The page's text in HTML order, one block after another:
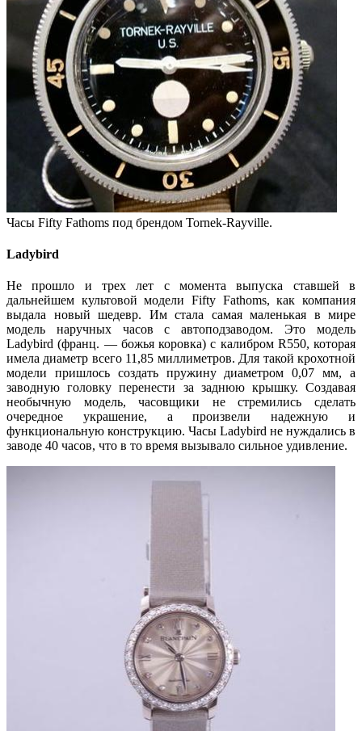
Часы Fifty Fathoms под брендом Tornek-Rayville.
Ladybird
Не прошло и трех лет с момента выпуска ставшей в
дальнейшем культовой модели Fifty Fathoms, как компания
выдала новый шедевр. Им стала самая маленькая в мире
модель наручных часов с автоподзаводом. Это модель
Ladybird (франц. — божья коровка) с калибром R550, которая
имела диаметр всего 11,85 миллиметров. Для такой крохотной
модели пришлось создать пружину диаметром 0,07 мм, а
заводную головку перенести за заднюю крышку. Создавая
необычную модель, часовщики не стремились сделать
очередное украшение, а произвели надежную и
функциональную конструкцию. Часы Ladybird не нуждались в
заводе 40 часов, что в то время вызывало сильное удивление.